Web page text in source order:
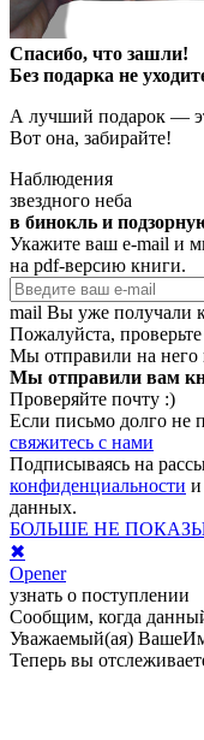
Спасибо, что зашли!
Без подарка не
А лучший подарок —
Вот она, забирайте!
Наблюдения
звездного неба
в бинокль и
Укажите ваш e-mail и
на pdf-версию книги.
mail Вы уже получали
Пожалуйста,
Мы отправили на него
Мы отправили вам
Проверяйте почту :)
Если письмо долго не
свяжитесь с нами
Подписываясь на
конфиденциальности и
данных.
БОЛЬШЕ НЕ
✖
Opener
узнать о поступлении
Сообщим, когда
Уважаемый(ая)
Теперь вы